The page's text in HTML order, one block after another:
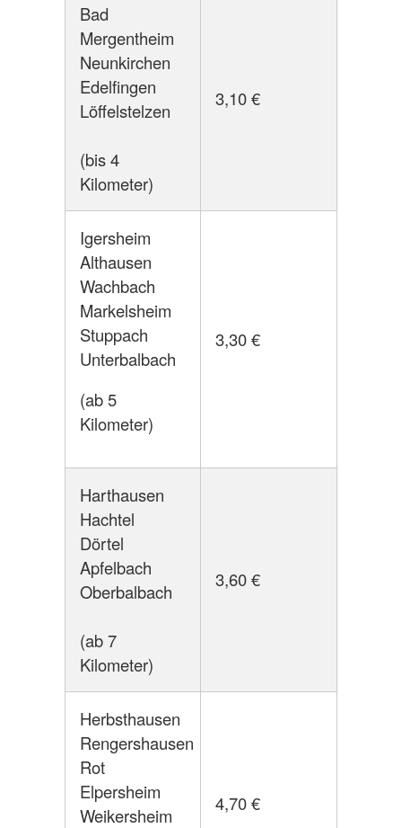
Bad
Mergentheim
Neunkirchen
Edelfingen
Löffelstelzen
(bis 4
Kilometer)
3,10 €
Igersheim
Althausen
Wachbach
Markelsheim
Stuppach
Unterbalbach
(ab 5
Kilometer)
3,30 €
Harthausen
Hachtel
Dörtel
Apfelbach
Oberbalbach
(ab 7
Kilometer)
3,60 €
Herbsthausen
Rengershausen
Rot
Elpersheim
Weikersheim
4,70 €